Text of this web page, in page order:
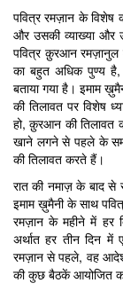
पवित्र रमज़ान के विशेष
और उसकी व्याख्या और
पवित्र क़ुरआन रमज़ानुल
का बहुत अधिक पुण्य है,
बताया गया है। इमाम
की तिलावत पर विशेष
हो, क़ुरआन की तिलावत
खाने लगने से पहले के
की तिलावत करते हैं।
रात की नमाज़ के बाद
इमाम ख़ुमैनी के साथ
रमज़ान के महीने में हर
अर्थात हर तीन दिन
रमज़ान से पहले, वह
की कुछ बैठकें आयोजित